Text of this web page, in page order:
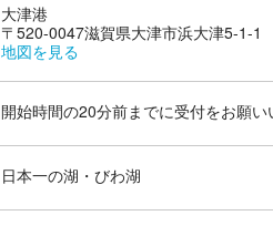
大津港
〒520-0047滋賀県大津市浜大津5-1-1
地図を見る
開始時間の20分前までに受付をお願い
日本一の湖・びわ湖